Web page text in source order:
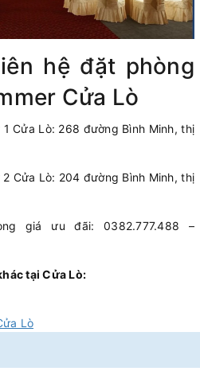
hệ đặt phòng
Cửa Lò
Cửa Lò: 268 đường Bình Minh, thị
Cửa Lò: 204 đường Bình Minh, thị
giá ưu đãi: 0382.777.488 –
tại Cửa Lò:
Lò